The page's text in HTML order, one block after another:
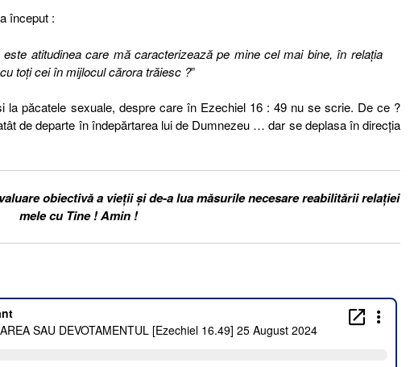
început :
atitudinea care mă caracterizează pe mine cel mai bine, în relația
toți cei în mijlocul cărora trăiesc ?”
la păcatele sexuale, despre care în Ezechiel 16 : 49 nu se scrie. De ce ?
de departe în îndepărtarea lui de Dumnezeu … dar se deplasa în direcția
obiectivă a vieții și de-a lua măsurile necesare reabilitării relației
mele cu Tine ! Amin !